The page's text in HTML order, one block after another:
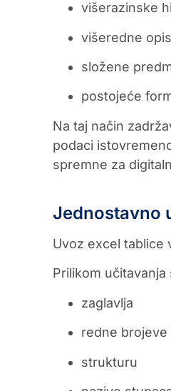
višerazinske
višeredne
složene
postojeće
Na taj način
podaci
spremne za
Jednostavno
Uvoz excel tablice
Prilikom
zaglavlja
redne brojeve
strukturu